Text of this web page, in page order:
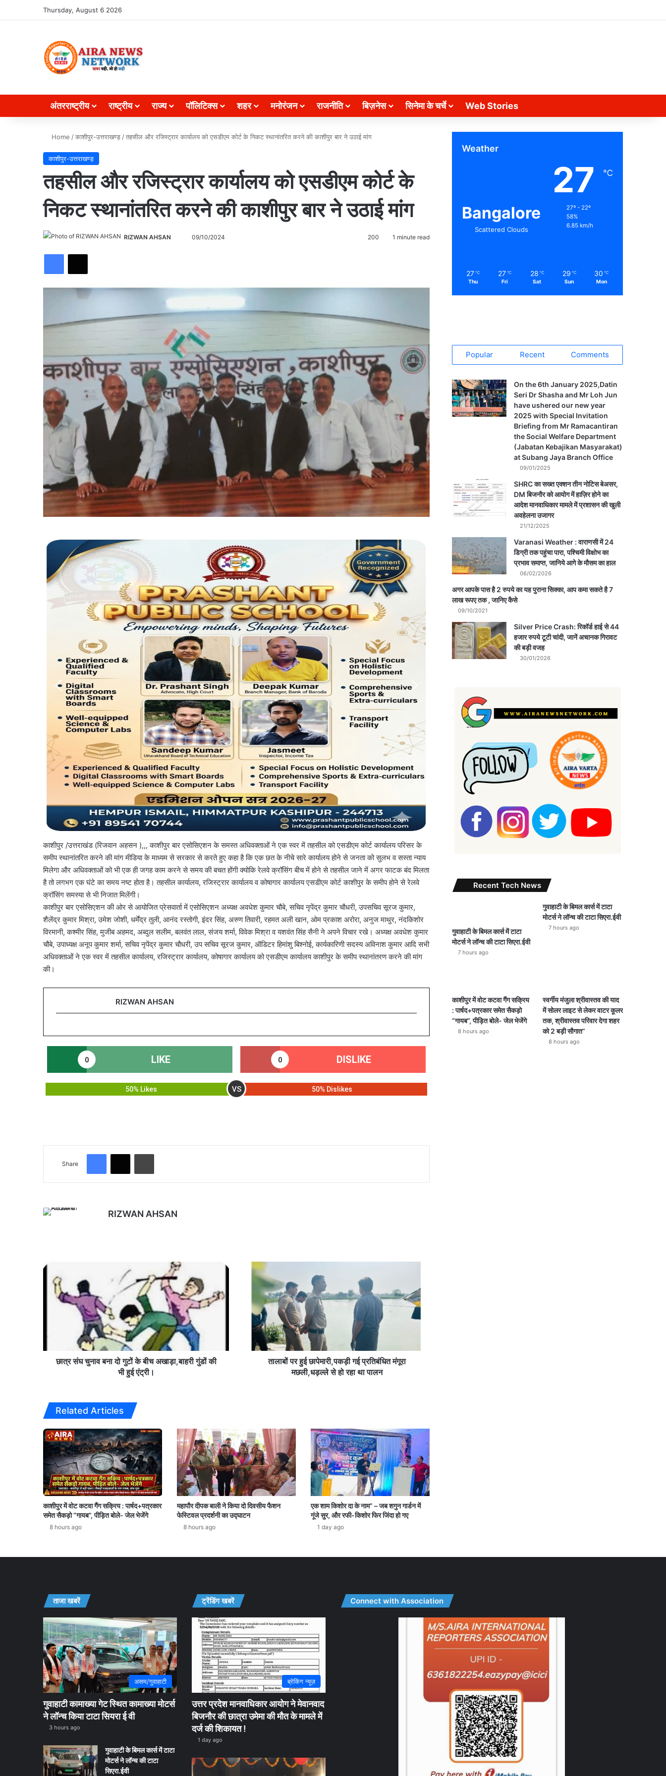
Thursday, August 6 2026
अंतरराष्ट्रीय राष्ट्रीय राज्य पॉलिटिक्स शहर मनोरंजन राजनीति बिज़नेस सिनेमा के चर्चे Web Stories
Home /काशीपुर-उत्तराखण्ड़ /तहसील और रजिस्ट्रार कार्यालय को एसडीएम कोर्ट के निकट स्थानांतरित करने की काशीपुर बार ने उठाई मांग
काशीपुर-उत्तराखण्ड़
तहसील और रजिस्ट्रार कार्यालय को एसडीएम कोर्ट के
निकट स्थानांतरित करने की काशीपुर बार ने उठाई मांग
RIZWAN AHSAN
Send09/10/2024 200 1 minute read
Facebook
X
काशीपुर /उत्तराखंड (रिजवान अहसन ),,, काशीपुर बार एसोसिएशन के समस्त अधिवक्ताओं ने एक स्वर में तहसील को एसडीएम कोर्ट कार्यालय परिसर के
समीप स्थानांतरित करने की मांग मीडिया के माध्यम से सरकार से करते हुए कहा है कि एक छत के नीचे सारे कार्यालय होने से जनता को सुलभ व सस्ता न्याय
मिलेगा और अधिवक्ताओं को भी एक ही जगह काम करने से समय की बचत होंगी क्योकि रेलवे क्रॉसिंग बीच में होने से तहसील जाने में अगर फाटक बंद मिलता
है तो लगभग एक घंटे का समय नष्ट होता है। तहसील कार्यालय, रजिस्ट्रार कार्यालय व कोषागार कार्यालय एसडीएम कोर्ट काशीपुर के समीप होने से रेलवे
क्रॉसिंग समस्या से भी निजात मिलेंगी।
काशीपुर बार एसोसिएशन की ओर से आयोजित प्रेसवार्ता में एसोसिएशन अध्यक्ष अवधेश कुमार चौबे, सचिव नृपेंद्र कुमार चौधरी, उपसचिव सूरज कुमार,
शैलेंद्र कुमार मिश्रा, उमेश जोशी, धर्मेंद्र तुली, आनंद रस्तोगी, इंदर सिंह, अरुण तिवारी, रहमत अली खान, ओम प्रकाश अरोरा, अनुज माथुर, नंदकिशोर
विरमानी, कश्मीर सिंह, मुजीब अहमद, अब्दुल सलीम, बलवंत लाल, संजय शर्मा, विवेक मिश्रा व यशवंत सिंह सैनी ने अपने विचार रखे। अध्यक्ष अवधेश कुमार
चौबे, उपाध्यक्ष अनूप कुमार शर्मा, सचिव नृपेंद्र कुमार चौधरी, उप सचिव सूरज कुमार, ऑडिटर हिमांशु बिश्नोई, कार्यकारिणी सदस्य अविनाश कुमार आदि सभी
अधिवक्ताओं ने एक स्वर में तहसील कार्यालय, रजिस्ट्रार कार्यालय, कोषागार कार्यालय को एसडीएम कार्यालय काशीपुर के समीप स्थानांतरण करने की मांग
की।
RIZWAN AHSAN
0 LIKE 0 DISLIKE
50% Likes VS 50% Dislikes
Share
Facebook
X Print
RIZWAN AHSAN
छात्र
चुनाव
अखाड़ा,बाहरी
एंट्री।
छात्र संघ चुनाव बना दो गुटों के बीच अखाड़ा,बाहरी गुंडों की
भी हुई एंट्री।
तालाबों
छापेमारी,पकड़ी
प्रतिबंधित
मंगूरा
मछली,धड़ल्ले
तालाबों पर हुई छापेमारी,पकड़ी गई प्रतिबंधित मंगूरा
मछली,धड़ल्ले से हो रहा था पालन
Related Articles
काशीपुर में वोट कटवा गैंग सक्रिय : पार्षद+पत्रकार
समेत सैकड़ो “गायब”, पीड़ित बोले- जेल भेजेंगे
8 hours ago
महापौर दीपक बाली ने किया दो दिवसीय फैशन
फेस्टिवल प्रदर्शनी का उद्घाटन
8 hours ago
एक शाम किशोर दा के नाम” – जब शगुन गार्डन में
गूंजे सुर, और रफी-किशोर फिर जिंदा हो गए
1 day ago
Weather
Bangalore
Scattered Clouds
27 ℃
27º - 22º
58%
6.85 km/h
27 ℃
Thu
27 ℃
Fri
28 ℃
Sat
29 ℃
Sun
30 ℃
Mon
Popular Recent Comments
On the 6th January 2025,Datin
Seri Dr Shasha and Mr Loh Jun
have ushered our new year
2025 with Special Invitation
Briefing from Mr Ramacantiran
the Social Welfare Department
(Jabatan Kebajikan Masyarakat)
at Subang Jaya Branch Office
09/01/2025
SHRC का सख्त एक्शन तीन नोटिस बेअसर,
DM बिजनौर को आयोग में हाज़िर होने का
आदेश मानवाधिकार मामले में प्रशासन की खुली
अवहेलना उजागर
21/12/2025
Varanasi Weather : वाराणसी में 24
डिग्री तक पहुंचा पारा, पश्चिमी विक्षोभ का
प्रभाव समाप्त, जानिये आगे के मौसम का हाल
06/02/2026
अगर आपके पास है 2 रुपये का यह पुराना सिक्का, आप कमा सकते है 7
लाख रूपए तक , जानिए कैसे
09/10/2021
Silver Price Crash: रिकॉर्ड हाई से 44
हजार रुपये टूटी चांदी, जानें अचानक गिरावट
की बड़ी वजह
30/01/2026
Recent Tech News
गुवाहाटी के बिमल कार्स में टाटा
मोटर्स ने लॉन्च की टाटा सिएरा.ईवी
7 hours ago
गुवाहाटी के बिमल कार्स में टाटा
मोटर्स ने लॉन्च की टाटा सिएरा.ईवी
7 hours ago
काशीपुर में वोट कटवा गैंग सक्रिय
: पार्षद+पत्रकार समेत सैकड़ो
“गायब”, पीड़ित बोले- जेल भेजेंगे
8 hours ago
स्वर्गीय मंजुला श्रीवास्तव की याद
में सोलर लाइट से लेकर वाटर कूलर
तक, श्रीवास्तव परिवार देगा शहर
को 2 बड़ी सौगात”
8 hours ago
ताजा खबरें
असम/गुवाहाटी
गुवाहाटी कामाख्या गेट स्थित कामाख्या मोटर्स
ने लॉन्च किया टाटा सियरा ई वी
3 hours ago
गुवाहाटी के बिमल कार्स में टाटा
मोटर्स ने लॉन्च की टाटा
सिएरा.ईवी
ट्रेंडिंग खबरें
ब्रेकिंग न्यूज़
उत्तर प्रदेश मानवाधिकार आयोग ने मेवानवाद
बिजनौर की छात्रा उमेमा की मौत के मामले में
दर्ज की शिकायत !
1 day ago
Connect with Association